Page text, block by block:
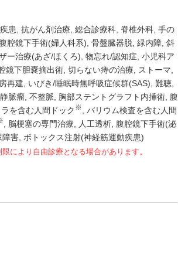
患 抗がん剤治療 総合診療科 脊椎外科 手の
腹腔鏡下手術(婦人科系) 骨盤臓器脱 緑内障 斜
ー治療(あざ/ほくろ) 物忘れ/認知症 小児科ア
鏡下胆嚢摘出術 切らない痔の治療
ストーマ
再建 いびき/睡眠時無呼吸症候群(SAS) 難聴
脈瘤 不整脈 胸部ステントグラフト内挿術 腹
を含む人間ドック ※
バリウム検査を含む人間
脳梗塞の専門治療 人工透析 腹腔鏡下手術(泌
障害 ボトックス注射(神経筋運動疾患)
により自由診療となる場合があります。